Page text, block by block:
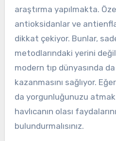
araştırma yapılmakta.
antioksidanlar ve
dikkat çekiyor. Bunlar,
metodlarındaki yerini
modern tıp dünyasında
kazanmasını sağlıyor.
da yorgunluğunuzu
havlıcanın olası
bulundurmalısınız.